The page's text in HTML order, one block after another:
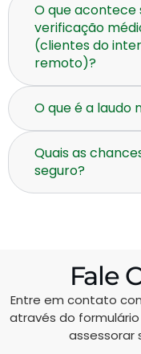
O que acontece
verificação
(clientes do
remoto)?
O que é a laudo
Quais as
seguro?
Fale
Entre em contato
através do
assessorar